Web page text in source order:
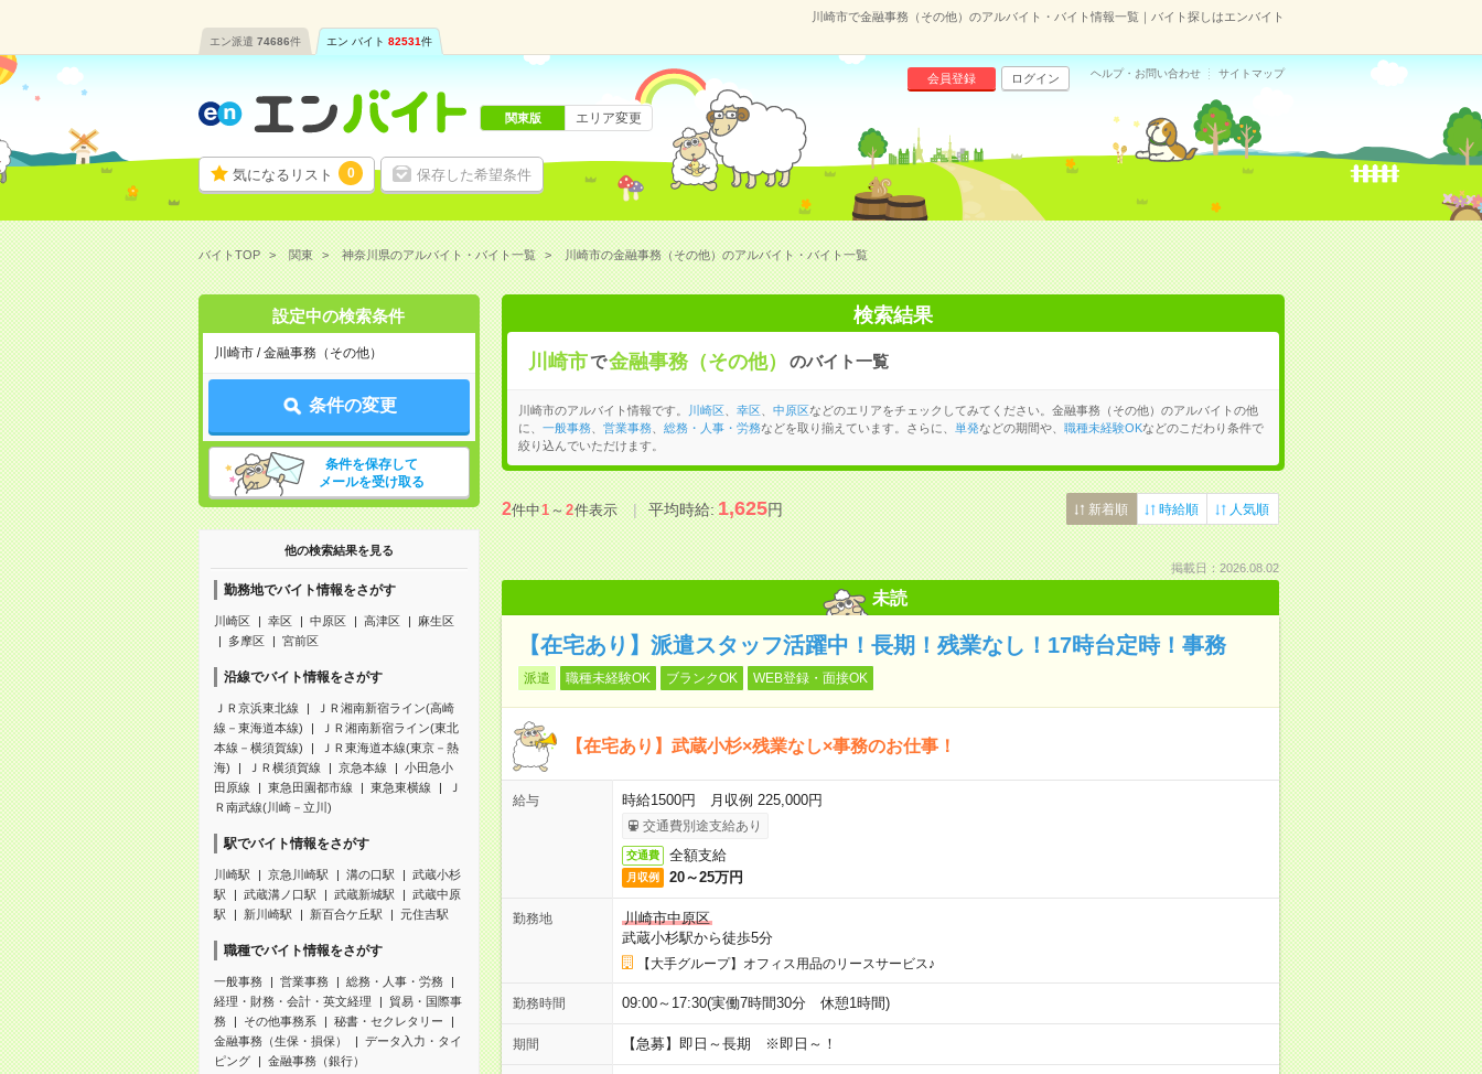
川崎市で金融事務（その他）のアルバイト・バイト情報一覧｜バイト探しはエンバイト
エン派遣 74686件 エン バイト 82531件
気になるリスト 0 保存した希望条件
会員登録 ログイン ヘルプ・お問い合わせ サイトマップ
関東版 エリア変更
バイトTOP 関東 神奈川県のアルバイト・バイト一覧 川崎市の金融事務（その他）のアルバイト・バイト一覧
設定中の検索条件
川崎市 / 金融事務（その他）
条件の変更
条件を保存して
メールを受け取る
他の検索結果を見る
勤務地でバイト情報をさがす
川崎区 幸区 中原区 高津区
麻生区
多摩区
宮前区
沿線でバイト情報をさがす
ＪＲ京浜東北線
ＪＲ湘南新宿ライン(高崎
線－東海道本線)
ＪＲ湘南新宿ライン(東北
本線－横須賀線)
ＪＲ東海道本線(東京－熱
海)
ＪＲ横須賀線 京急本線
小田急小
田原線
東急田園都市線 東急東横線
Ｊ
Ｒ南武線(川崎－立川)
駅でバイト情報をさがす
川崎駅 京急川崎駅 溝の口駅
武蔵小杉
駅
武蔵溝ノ口駅 武蔵新城駅
武蔵中原
駅
新川崎駅 新百合ケ丘駅 元住吉駅
職種でバイト情報をさがす
一般事務 営業事務
総務・人事・労務
経理・財務・会計・英文経理
貿易・国際事
務
その他事務系
秘書・セクレタリー
金融事務（生保・損保）
データ入力・タイ
ピング
金融事務（銀行）
検索結果
川崎市で金融事務（その他） のバイト一覧
川崎市のアルバイト情報です。 川崎区、 幸区、 中原区などのエリアをチェックしてみてください。金融事務（その他）のアルバイトの他
に、 一般事務、 営業事務、 総務・人事・労務などを取り揃えています。さらに、 単発などの期間や、 職種未経験OKなどのこだわり条件で
絞り込んでいただけます。
2件中1～2件表示 平均時給:1,625円 新着順 時給順 人気順
掲載日：2026.08.02
未読
【在宅あり】派遣スタッフ活躍中！長期！残業なし！17時台定時！事務
派遣 職種未経験OK ブランクOK WEB登録・面接OK
【在宅あり】武蔵小杉×残業なし×事務のお仕事！
給与 時給1500円 月収例 225,000円
交通費別途支給あり
交通費 全額支給
月収例 20～25万円
勤務地
川崎市中原区
武蔵小杉駅から徒歩5分
【大手グループ】オフィス用品のリースサービス♪
勤務時間 09:00～17:30(実働7時間30分 休憩1時間)
期間 【急募】即日～長期 ※即日～！